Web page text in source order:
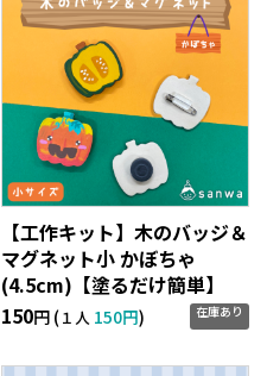
【工作キット】木のバッジ＆
マグネット小 かぼちゃ
(4.5cm)【塗るだけ簡単】
150円 (１人 150円) 在庫あり